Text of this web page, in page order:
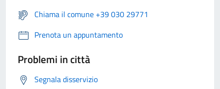
Chiama il comune +39 030 29771
Prenota un appuntamento
Problemi in città
Segnala disservizio